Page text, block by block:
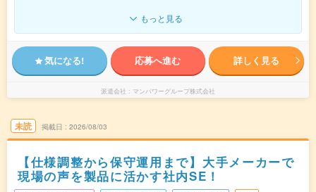
もっと見る
気になる! 応募へ進む 詳しく見る
派遣会社 マンパワーグループ株式会社
未読 掲載日 2026/08/03
【仕様調整から保守運用まで】大手メーカーで
現場の声を製品に活かす社内SE！